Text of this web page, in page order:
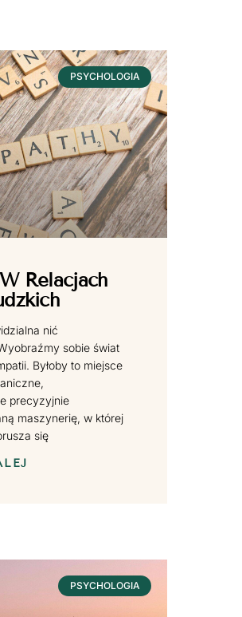
PSYCHOLOGIA
Relacjach
nić
sobie świat
Byłoby to miejsce
precyzyjnie
maszynerię, w której
się
PSYCHOLOGIA